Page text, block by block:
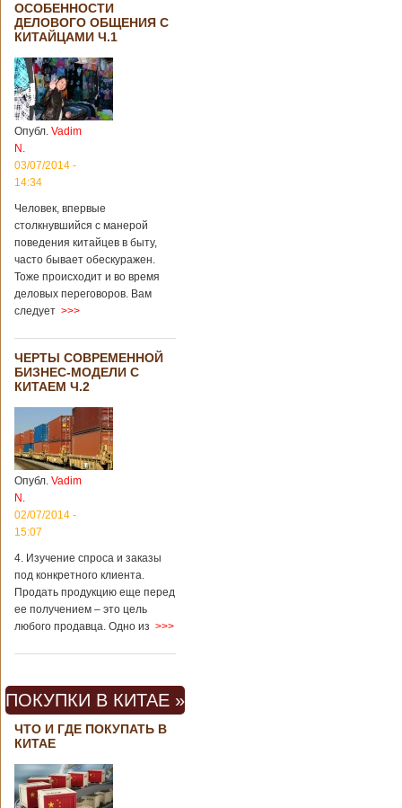
ОСОБЕННОСТИ
ДЕЛОВОГО ОБЩЕНИЯ С
КИТАЙЦАМИ Ч.1
Опубл. Vadim
N.
03/07/2014 -
14:34
Человек, впервые
столкнувшийся с манерой
поведения китайцев в быту,
часто бывает обескуражен.
Тоже происходит и во время
деловых переговоров. Вам
следует >>>
ЧЕРТЫ СОВРЕМЕННОЙ
БИЗНЕС-МОДЕЛИ С
КИТАЕМ Ч.2
Опубл. Vadim
N.
02/07/2014 -
15:07
4. Изучение спроса и заказы
под конкретного клиента.
Продать продукцию еще перед
ее получением – это цель
любого продавца. Одно из >>>
ПОКУПКИ В КИТАЕ »
ЧТО И ГДЕ ПОКУПАТЬ В
КИТАЕ